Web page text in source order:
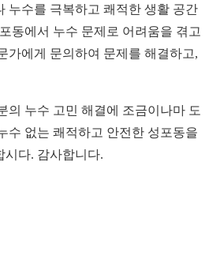
누수를 극복하고 쾌적한 생활 공간
동에서 누수 문제로 어려움을 겪고
가에게 문의하여 문제를 해결하고,
의 누수 고민 해결에 조금이나마 도
수 없는 쾌적하고 안전한 성포동을
시다. 감사합니다.